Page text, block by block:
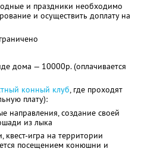
и праздники необходимо
и осуществить доплату на
дома — 10000р. (оплачивается
конный клуб, где проходят
плату):
направления, создание своей
из лыка
квест-игра на территории
посещением конюшни и